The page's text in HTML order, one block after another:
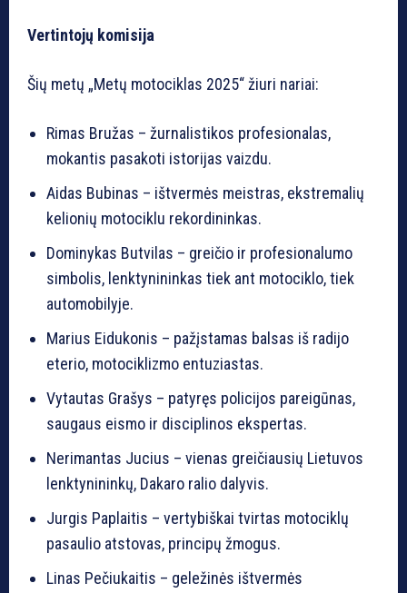
Vertintojų komisija
Šių metų „Metų motociklas 2025“ žiuri nariai:
Rimas Bružas – žurnalistikos profesionalas,
mokantis pasakoti istorijas vaizdu.
Aidas Bubinas – ištvermės meistras, ekstremalių
kelionių motociklu rekordininkas.
Dominykas Butvilas – greičio ir profesionalumo
simbolis, lenktynininkas tiek ant motociklo, tiek
automobilyje.
Marius Eidukonis – pažįstamas balsas iš radijo
eterio, motociklizmo entuziastas.
Vytautas Grašys – patyręs policijos pareigūnas,
saugaus eismo ir disciplinos ekspertas.
Nerimantas Jucius – vienas greičiausių Lietuvos
lenktynininkų, Dakaro ralio dalyvis.
Jurgis Paplaitis – vertybiškai tvirtas motociklų
pasaulio atstovas, principų žmogus.
Linas Pečiukaitis – geležinės ištvermės